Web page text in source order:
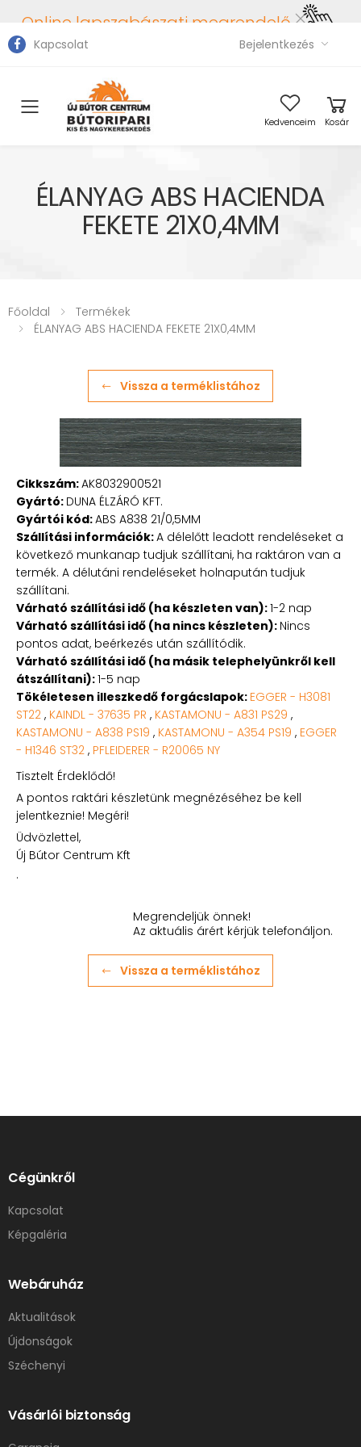
Online lapszabászati megrendelő
Kapcsolat Bejelentkezés
Toggle mobile menu Kedvenceim Kosár
ÉLANYAG ABS HACIENDA
FEKETE 21X0,4MM
Főoldal
Termékek
ÉLANYAG ABS HACIENDA FEKETE 21X0,4MM
Vissza a terméklistához
Cikkszám:AK8032900521
Gyártó: DUNA ÉLZÁRÓ KFT.
Gyártói kód:ABS A838 21/0,5MM
Szállítási információk:A délelőtt leadott rendeléseket a
következő munkanap tudjuk szállítani, ha raktáron van a
termék. A délutáni rendeléseket holnapután tudjuk
szállítani.
Várható szállítási idő (ha készleten van):1-2 nap
Várható szállítási idő (ha nincs készleten): Nincs
pontos adat, beérkezés után szállítódik.
Várható szállítási idő (ha másik telephelyünkről kell
átszállítani):1-5 nap
Tökéletesen illeszkedő forgácslapok: EGGER - H3081
ST22 , KAINDL - 37635 PR , KASTAMONU - A831 PS29 ,
KASTAMONU - A838 PS19 , KASTAMONU - A354 PS19 , EGGER
- H1346 ST32 , PFLEIDERER - R20065 NY
Tisztelt Érdeklődő!
A pontos raktári készletünk megnézéséhez be kell
jelentkeznie! Megéri!
Üdvözlettel,
Új Bútor Centrum Kft
.
Megrendeljük önnek!
Az aktuális árért kérjük telefonáljon.
Vissza a terméklistához
Cégünkről
Kapcsolat
Képgaléria
Webáruház
Aktualitások
Újdonságok
Széchenyi
Vásárlói biztonság